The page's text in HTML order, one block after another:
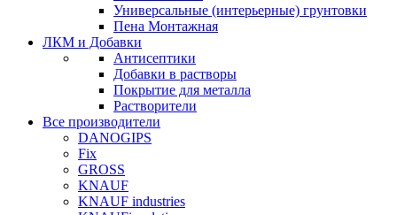
Универсальные (интерьерные) грунтовки
Пена Монтажная
ЛКМ и Добавки
Антисептики
Добавки в растворы
Покрытие для металла
Растворители
Все производители
DANOGIPS
Fix
GROSS
KNAUF
KNAUF industries